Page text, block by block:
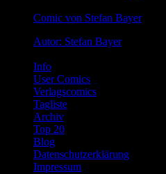
Comic von Stefan Bayer
Autor: Stefan Bayer
Info
User Comics
Verlagscomics
Tagliste
Archiv
Top 20
Blog
Datenschutzerklärung
Impressum